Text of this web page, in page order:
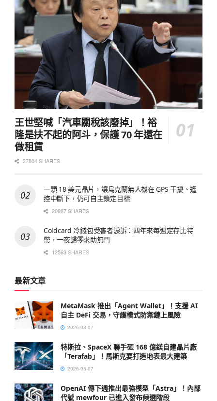
王世堅喊「汽車關稅該廢掉」！裕
隆是扶不起的阿斗，保護 70 年還在
做租賃
37804 SHARES
一顆 18 美元晶片，讓烏克蘭無人機在 GPS 干擾、遙
控中斷下，仍可自主鎖定目標
20827 SHARES
Coldcard 冷錢包受害者淚訴：四年來每週定存比特
幣，一夜歸零求助無門
12563 SHARES
最新文章
MetaMask 推出「Agent Wallet」！支援 AI
自主 DeFi 交易，守護模式防禦鏈上風險
2026-08-07
特斯拉、SpaceX 聯手砸 168 億鎂自建晶片廠
「Terafab」！馬斯克要打造地表最大建築
2026-08-07
OpenAI 傳下週推出最強模型「Astra」！內部
代號 mewfour 已進入發布候選階段